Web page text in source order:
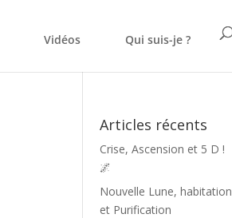
Vidéos Qui suis-je ?
Articles récents
Crise, Ascension et 5 D !
🌌
Nouvelle Lune, habitation
et Purification